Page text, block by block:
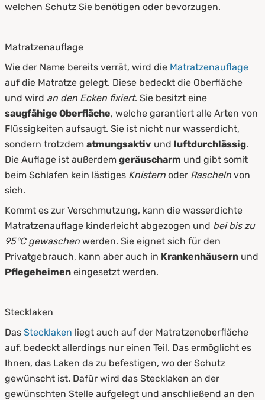
welchen Schutz Sie benötigen oder bevorzugen.
Matratzenauflage
Wie der Name bereits verrät, wird die Matratzenauflage
auf die Matratze gelegt. Diese bedeckt die Oberfläche
und wird an den Ecken fixiert. Sie besitzt eine
saugfähige Oberfläche, welche garantiert alle Arten von
Flüssigkeiten aufsaugt. Sie ist nicht nur wasserdicht,
sondern trotzdem atmungsaktiv und luftdurchlässig.
Die Auflage ist außerdem geräuscharm und gibt somit
beim Schlafen kein lästiges Knistern oder Rascheln von
sich.
Kommt es zur Verschmutzung, kann die wasserdichte
Matratzenauflage kinderleicht abgezogen und bei bis zu
95°C gewaschen werden. Sie eignet sich für den
Privatgebrauch, kann aber auch in Krankenhäusern und
Pflegeheimen eingesetzt werden.
Stecklaken
Das Stecklaken liegt auch auf der Matratzenoberfläche
auf, bedeckt allerdings nur einen Teil. Das ermöglicht es
Ihnen, das Laken da zu befestigen, wo der Schutz
gewünscht ist. Dafür wird das Stecklaken an der
gewünschten Stelle aufgelegt und anschließend an den